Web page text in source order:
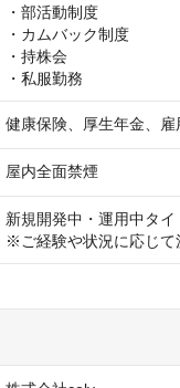
・部活動制度
・カムバック制度
・持株会
・私服勤務
健康保険、厚生年金、雇
屋内全面禁煙
新規開発中・運用中タイ
※ご経験や状況に応じて